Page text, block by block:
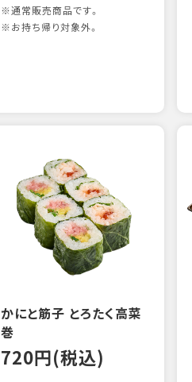
※通常販売商品です。
※お持ち帰り対象外。
かにと筋子 とろたく高菜
巻
720円(税込)